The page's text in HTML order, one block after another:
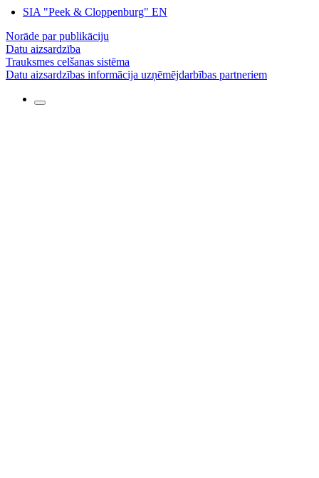
SIA "Peek & Cloppenburg" EN
Norāde par publikāciju
Datu aizsardzība
Trauksmes celšanas sistēma
Datu aizsardzības informācija uzņēmējdarbības partneriem